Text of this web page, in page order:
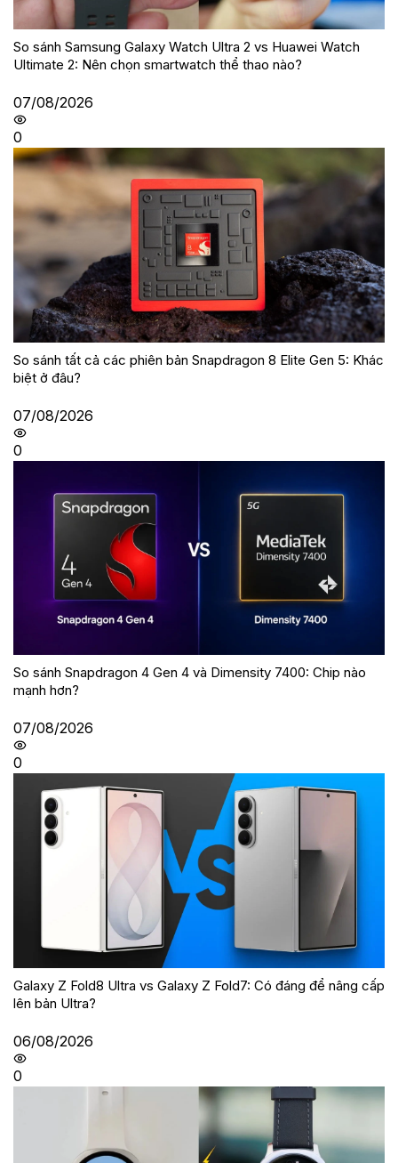
So sánh Samsung Galaxy Watch Ultra 2 vs Huawei Watch
Ultimate 2: Nên chọn smartwatch thể thao nào?
07/08/2026
0
So sánh tất cả các phiên bản Snapdragon 8 Elite Gen 5: Khác
biệt ở đâu?
07/08/2026
0
So sánh Snapdragon 4 Gen 4 và Dimensity 7400: Chip nào
mạnh hơn?
07/08/2026
0
Galaxy Z Fold8 Ultra vs Galaxy Z Fold7: Có đáng để nâng cấp
lên bản Ultra?
06/08/2026
0